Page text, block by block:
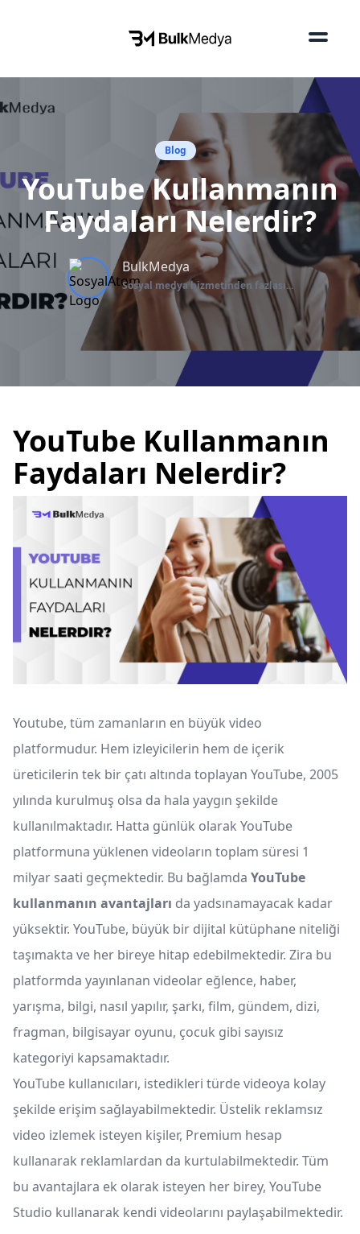
Blog
YouTube Kullanmanın
Faydaları Nelerdir?
BulkMedya
Sosyal medya hizmetinden fazlası...
YouTube Kullanmanın
Faydaları Nelerdir?
Youtube, tüm zamanların en büyük video
platformudur. Hem izleyicilerin hem de içerik
üreticilerin tek bir çatı altında toplayan YouTube, 2005
yılında kurulmuş olsa da hala yaygın şekilde
kullanılmaktadır. Hatta günlük olarak YouTube
platformuna yüklenen videoların toplam süresi 1
milyar saati geçmektedir. Bu bağlamda YouTube
kullanmanın avantajları da yadsınamayacak kadar
yüksektir. YouTube, büyük bir dijital kütüphane niteliği
taşımakta ve her bireye hitap edebilmektedir. Zira bu
platformda yayınlanan videolar eğlence, haber,
yarışma, bilgi, nasıl yapılır, şarkı, film, gündem, dizi,
fragman, bilgisayar oyunu, çocuk gibi sayısız
kategoriyi kapsamaktadır.
YouTube kullanıcıları, istedikleri türde videoya kolay
şekilde erişim sağlayabilmektedir. Üstelik reklamsız
video izlemek isteyen kişiler, Premium hesap
kullanarak reklamlardan da kurtulabilmektedir. Tüm
bu avantajlara ek olarak isteyen her birey, YouTube
Studio kullanarak kendi videolarını paylaşabilmektedir.